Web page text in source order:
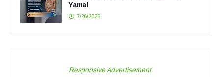
Yamal
7/26/2026
Responsive Advertisement